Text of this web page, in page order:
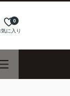
気に入り
0